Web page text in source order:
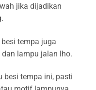
jika dijadikan
tempa juga
lampu jalan lho.
besi tempa ini, pasti